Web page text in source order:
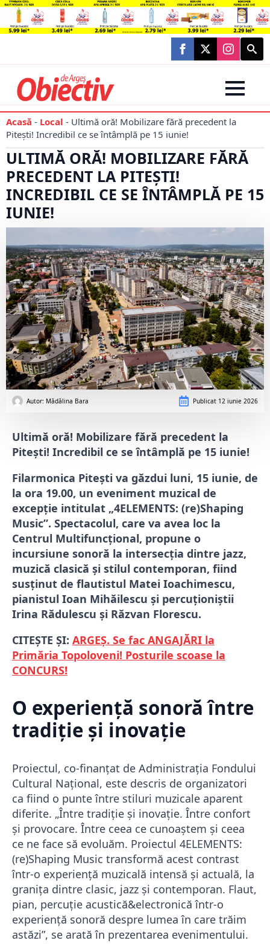
Search
for:
Acasă - Local - Ultimă oră! Mobilizare fără precedent la
Pitești! Incredibil ce se întâmplă pe 15 iunie!
ULTIMĂ ORĂ! MOBILIZARE FĂRĂ
PRECEDENT LA PITEȘTI!
INCREDIBIL CE SE ÎNTÂMPLĂ PE 15
IUNIE!
Autor: Mădălina Bara Publicat 12 iunie 2026
Ultimă oră! Mobilizare fără precedent la
Pitești! Incredibil ce se întâmplă pe 15 iunie!
Filarmonica Pitești va găzdui luni, 15 iunie, de
la ora 19.00, un eveniment muzical de
excepție intitulat „4ELEMENTS: (re)Shaping
Music”. Spectacolul, care va avea loc la
Centrul Multifuncțional, propune o
incursiune sonoră la intersecția dintre jazz,
muzică clasică și stilul contemporan, fiind
susținut de flautistul Matei Ioachimescu,
pianistul Ioan Mihăilescu și percuționiștii
Irina Rădulescu și Răzvan Florescu.
CITEȘTE ȘI: ARGEȘ. Se fac ANGAJĂRI la
Primăria Topoloveni! Posturile scoase la
CONCURS!
O experiență sonoră între
tradiție și inovație
Proiectul, co-finanțat de Administrația Fondului
Cultural Național, este descris de organizatori
ca fiind o punte între stiluri muzicale aparent
diferite. „Între tradiție și inovație. Între confort
și provocare. Între ceea ce cunoaștem și ceea
ce ne face să evoluăm. Proiectul 4ELEMENTS:
(re)Shaping Music transformă acest contrast
într-o experiență muzicală intensă și actuală, la
granița dintre clasic, jazz și contemporan. Flaut,
pian, percuție acustică&electronică într-o
experiență sonoră despre lumea în care trăim
astăzi”, se arată în prezentarea evenimentului.